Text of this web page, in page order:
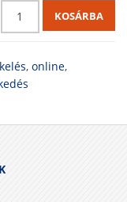
KOSÁRBA
, online,